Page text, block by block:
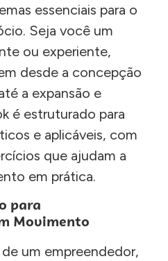
essenciais para o
Seja você um
ou experiente,
desde a concepção
a expansão e
é estruturado para
e aplicáveis, com
que ajudam a
em prática.
para
Movimento
um empreendedor,